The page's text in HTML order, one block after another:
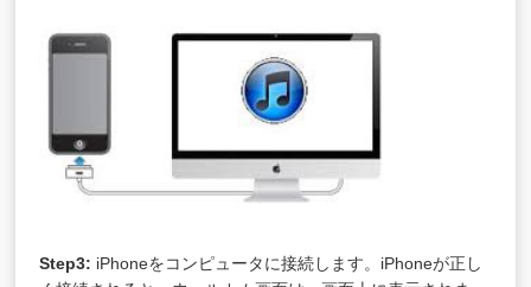
Step3: iPhoneをコンピュータに接続します。iPhoneが正し